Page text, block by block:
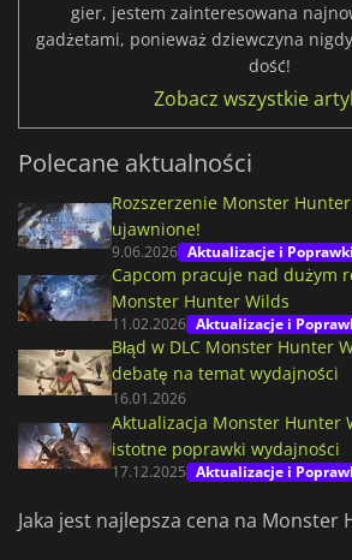
gier, jestem zainteresowana
gadżetami, ponieważ dziewczyna
dość!
Zobacz wszystkie
Polecane aktualności
Rozszerzenie Monster
ujawnione!
9.06.2026 Aktualizacje i Poprawki
Capcom pracuje nad dużym
Monster Hunter Wilds
11.02.2026 Aktualizacje i
Błąd w DLC Monster Hunter
debatę na temat wydajności
16.01.2026
Aktualizacja Monster Hunter
istotne poprawki wydajności
17.12.2025 Aktualizacje i
Jaka jest najlepsza cena na Monster